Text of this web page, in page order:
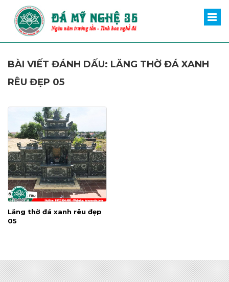
BÀI VIẾT ĐÁNH DẤU: LĂNG THỜ ĐÁ XANH
RÊU ĐẸP 05
Lăng thờ đá xanh rêu đẹp
05